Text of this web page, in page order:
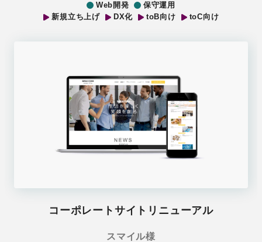
Web開発
保守運用
新規立ち上げ
DX化 toB向け toC向け
コーポレートサイトリニューアル
スマイル様